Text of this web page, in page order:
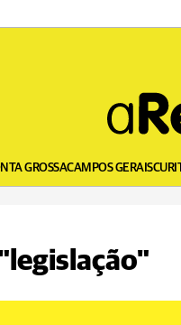
GROSSACAMPOS GERAIS